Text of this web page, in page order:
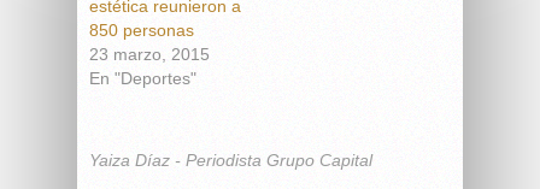
estética reunieron a
850 personas
23 marzo, 2015
En "Deportes"
Yaiza Díaz - Periodista Grupo Capital